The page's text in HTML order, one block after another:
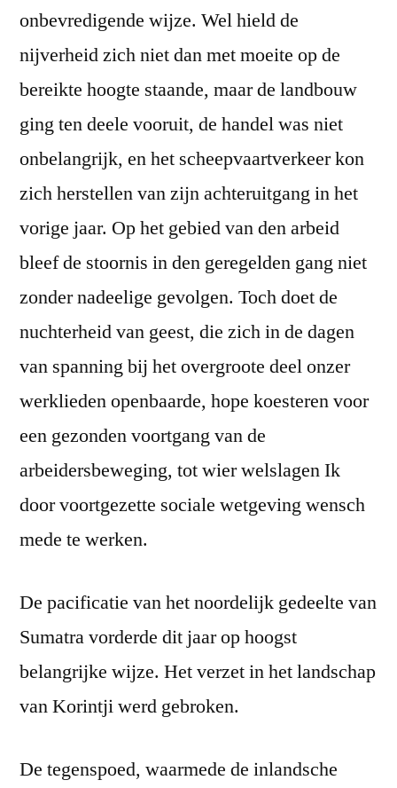
onbevredigende wijze. Wel hield de
nijverheid zich niet dan met moeite op de
bereikte hoogte staande, maar de landbouw
ging ten deele vooruit, de handel was niet
onbelangrijk, en het scheepvaartverkeer kon
zich herstellen van zijn achteruitgang in het
vorige jaar. Op het gebied van den arbeid
bleef de stoornis in den geregelden gang niet
zonder nadeelige gevolgen. Toch doet de
nuchterheid van geest, die zich in de dagen
van spanning bij het overgroote deel onzer
werklieden openbaarde, hope koesteren voor
een gezonden voortgang van de
arbeidersbeweging, tot wier welslagen Ik
door voortgezette sociale wetgeving wensch
mede te werken.
De pacificatie van het noordelijk gedeelte van
Sumatra vorderde dit jaar op hoogst
belangrijke wijze. Het verzet in het landschap
van Korintji werd gebroken.
De tegenspoed, waarmede de inlandsche